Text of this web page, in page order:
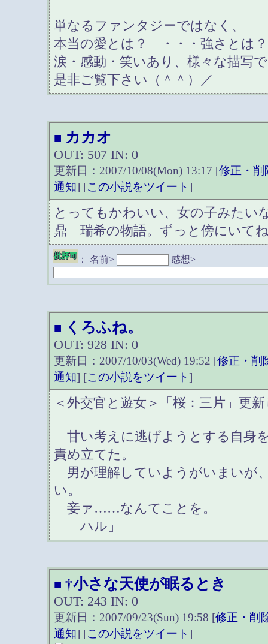
単なるファンタジーではなく、
本当の愛とは？ ・・・強さとは？
涙・感動・笑いあり、様々な描写
是非ご覧下さい（＾＾）／
■ カカオ
OUT: 507 IN: 0
更新日：2007/10/08(Mon) 13:17 [修正・削
通知] [この小説をツイート]
とってもかわいい、女の子みたい
鼎 瑞希の物語。ずっと傍にいて
：名前> 感想>
■ くろふね。
OUT: 928 IN: 0
更新日：2007/10/03(Wed) 19:52 [修正・削
通知] [この小説をツイート]
＜外交官と遊女＞「桜：三片」更
甘い考えに逃げようとする自身
責め立てた。
男が理解していようがいまいが
い。
妾ァ……なんてことを。
「ハル」
■ †小さな天使が眠るとき
OUT: 243 IN: 0
更新日：2007/09/23(Sun) 19:58 [修正・削
通知] [この小説をツイート]